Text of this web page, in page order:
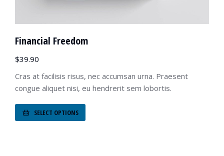
Financial Freedom
$39.90
Cras at facilisis risus, nec accumsan urna. Praesent
congue aliquet nisi, eu hendrerit sem lobortis.
SELECT OPTIONS